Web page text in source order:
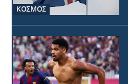
ΚΟΣΜΟΣ